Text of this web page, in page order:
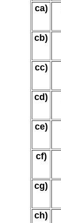
ca)
cb)
cc)
cd)
ce)
cf)
cg)
ch)